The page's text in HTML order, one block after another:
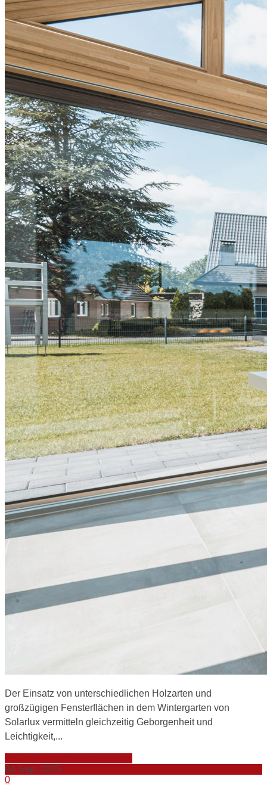
Der Einsatz von unterschiedlichen Holzarten und
großzügigen Fensterflächen in dem Wintergarten von
Solarlux vermitteln gleichzeitig Geborgenheit und
Leichtigkeit,...
04 Sep. 2025
0